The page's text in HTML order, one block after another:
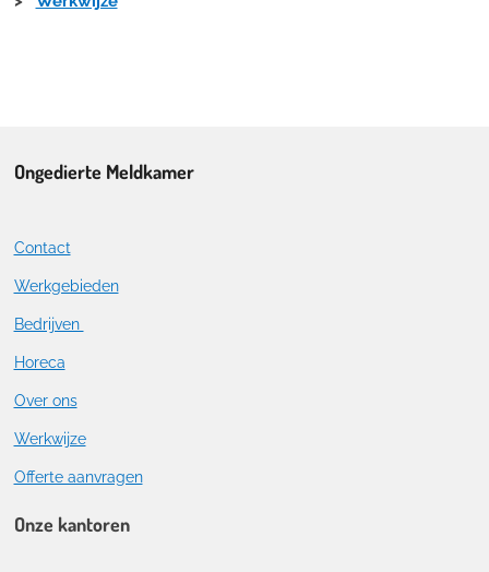
Ongedierte Meldkamer
Contact
Werkgebieden
Bedrijven
Horeca
Over ons
Werkwijze
Offerte aanvragen
Onze kantoren